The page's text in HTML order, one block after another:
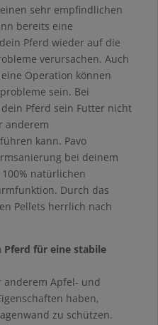
sehr empfindlichen
bereits eine
Pferd wieder auf die
verursachen. Auch
Operation können
sein. Bei
Pferd sein Futter nicht
anderem
kann. Pavo
bei deinem
natürlichen
Durch das
Pellets herrlich nach
für eine stabile
anderem Apfel- und
haben,
zu schützen.